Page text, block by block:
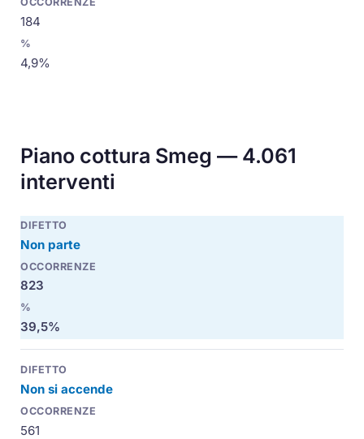
184
4,9%
Piano cottura Smeg — 4.061
interventi
Non parte
823
39,5%
Non si accende
561